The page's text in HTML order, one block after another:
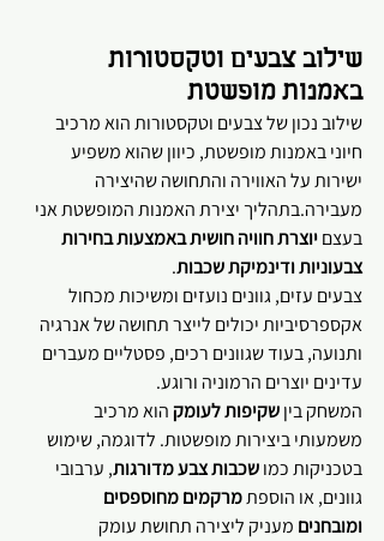
שילוב צבעים וטקסטורות
באמנות מופשטת
שילוב נכון של צבעים וטקסטורות הוא מרכיב
חיוני באמנות מופשטת, כיוון שהוא משפיע
ישירות על האווירה והתחושה שהיצירה
מעבירה.בתהליך יצירת האמנות המופשטת אני
בעצם יוצרת חוויה חושית באמצעות בחירות
צבעוניות ודינמיקת שכבות.
צבעים עזים, גוונים נועזים ומשיכות מכחול
אקספרסיביות יכולים לייצר תחושה של אנרגיה
ותנועה, בעוד שגוונים רכים, פסטליים מעברים
עדינים יוצרים הרמוניה ורוגע.
המשחק בין שקיפות לעומק הוא מרכיב
משמעותי ביצירות מופשטות. לדוגמה, שימוש
בטכניקות כמו שכבות צבע מדורגות, ערבובי
גוונים, או הוספת מרקמים מחוספסים
ומובחנים מעניק ליצירה תחושת עומק